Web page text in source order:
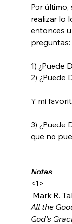
Por último,
realizar lo
entonces
preguntas:
1) ¿Puede
2) ¿Puede
Y mi
3) ¿Puede
que no
Notas
<1>
Mark R.
All the
God’s